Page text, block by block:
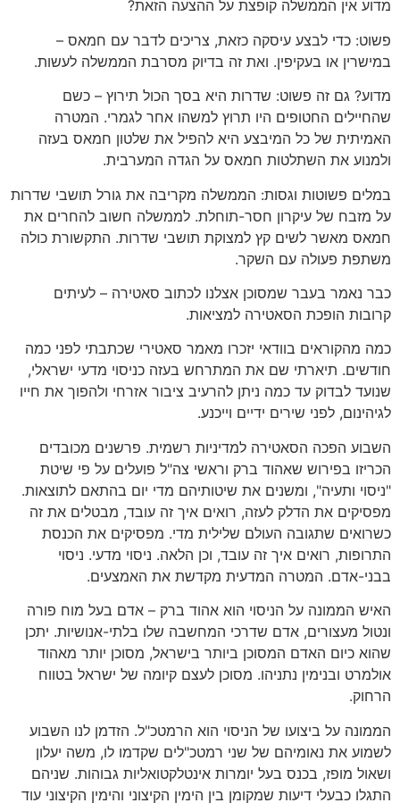
מדוע אין הממשלה קופצת על ההצעה הזאת?
פשוט: כדי לבצע עיסקה כזאת, צריכים לדבר עם חמאס –
במישרין או בעקיפין. ואת זה בדיוק מסרבת הממשלה לעשות.
מדוע? גם זה פשוט: שדרות היא בסך הכול תירוץ – כשם
שהחיילים החטופים היו תרוץ למשהו אחר לגמרי. המטרה
האמיתית של כל המיבצע היא להפיל את שלטון חמאס בעזה
ולמנוע את השתלטות חמאס על הגדה המערבית.
במלים פשוטות וגסות: הממשלה מקריבה את גורל תושבי שדרות
על מזבח של עיקרון חסר-תוחלת. לממשלה חשוב להחרים את
חמאס מאשר לשים קץ למצוקת תושבי שדרות. התקשורת כולה
משתפת פעולה עם השקר.
כבר נאמר בעבר שמסוכן אצלנו לכתוב סאטירה – לעיתים
קרובות הופכת הסאטירה למציאות.
כמה מהקוראים בוודאי יזכרו מאמר סאטירי שכתבתי לפני כמה
חודשים. תיארתי שם את המתרחש בעזה כניסוי מדעי ישראלי,
שנועד לבדוק עד כמה ניתן להרעיב ציבור אזרחי ולהפוך את חייו
לגיהינום, לפני שירים ידיים וייכנע.
השבוע הפכה הסאטירה למדיניות רשמית. פרשנים מכובדים
הכריזו בפירוש שאהוד ברק וראשי צה"ל פועלים על פי שיטת
"ניסוי ותעיה", ומשנים את שיטותיהם מדי יום בהתאם לתוצאות.
מפסיקים את הדלק לעזה, רואים איך זה עובד, מבטלים את זה
כשרואים שתגובה העולם שלילית מדי. מפסיקים את הכנסת
התרופות, רואים איך זה עובד, וכן הלאה. ניסוי מדעי. ניסוי
בבני-אדם. המטרה המדעית מקדשת את האמצעים.
האיש הממונה על הניסוי הוא אהוד ברק – אדם בעל מוח פורה
ונטול מעצורים, אדם שדרכי המחשבה שלו בלתי-אנושיות. יתכן
שהוא כיום האדם המסוכן ביותר בישראל, מסוכן יותר מאהוד
אולמרט ובנימין נתניהו. מסוכן לעצם קיומה של ישראל בטווח
הרחוק.
הממונה על ביצועו של הניסוי הוא הרמטכ"ל. הזדמן לנו השבוע
לשמוע את נאומיהם של שני רמטכ"לים שקדמו לו, משה יעלון
ושאול מופז, בכנס בעל יומרות אינטלקטואליות גבוהות. שניהם
התגלו כבעלי דיעות שמקומן בין הימין הקיצוני והימין הקיצוני עוד